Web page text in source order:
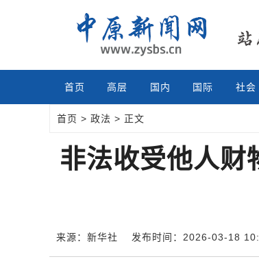
首页 高层 国内 国际 社会
首页 > 政法 > 正文
非法收受他人财
来源：新华社 发布时间：2026-03-18